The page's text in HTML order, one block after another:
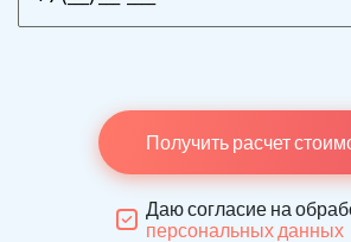
Получить расчет
Даю согласие на
персональных данных